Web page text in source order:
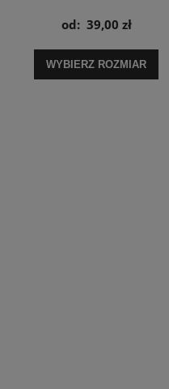
Clockwork Orange Alex DeLarge i
gang - plakat
od: 39,00 zł
WYBIERZ ROZMIAR